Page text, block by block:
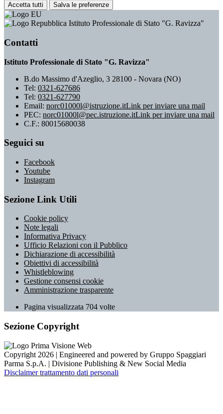
Accetta tutti Salva le preferenze
Istituto Professionale di Stato "G. Ravizza"
Contatti
Istituto Professionale di Stato "G. Ravizza"
B.do Massimo d'Azeglio, 3 28100 - Novara (NO)
Tel: 0321-627686
Tel: 0321-627790
Email: norc01000l@istruzione.itLink per inviare una mail
PEC: norc01000l@pec.istruzione.itLink per inviare una mail
C.F.: 80015680038
Seguici su
Facebook
Youtube
Instagram
Sezione Link Utili
Cookie policy
Note legali
Informativa Privacy
Ufficio Relazioni con il Pubblico
Dichiarazione di accessibilità
Obiettivi di accessibilità
Whistleblowing
Gestione consensi cookie
Amministrazione trasparente
Pagina visualizzata 704 volte
Sezione Copyright
Copyright 2026 | Engineered and powered by Gruppo Spaggiari
Parma S.p.A. | Divisione Publishing & New Social Media
Disclaimer trattamento dati personali